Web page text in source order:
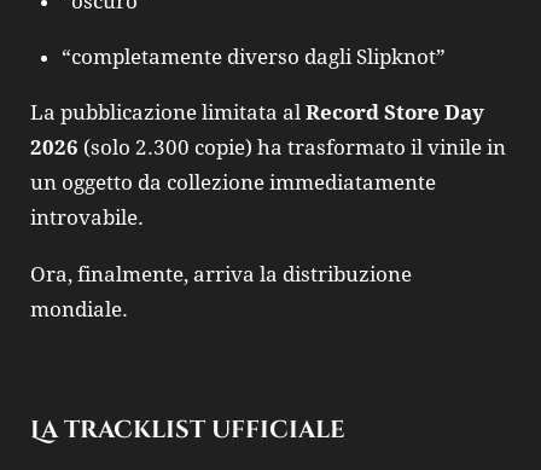
“completamente diverso dagli Slipknot”
La pubblicazione limitata al Record Store Day
2026 (solo 2.300 copie) ha trasformato il vinile in
un oggetto da collezione immediatamente
introvabile.
Ora, finalmente, arriva la distribuzione
mondiale.
La tracklist ufficiale